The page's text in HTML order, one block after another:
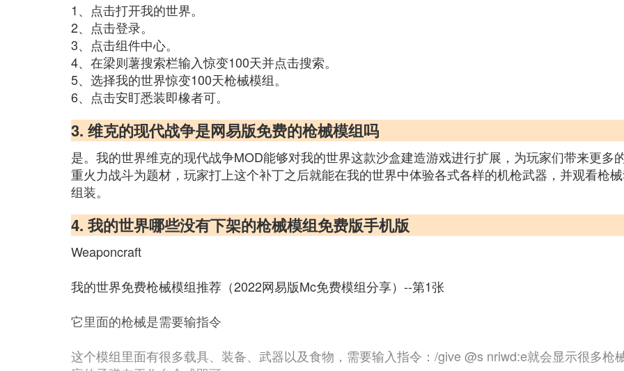
1、点击打开我的世界。
2、点击登录。
3、点击组件中心。
4、在梁则薯搜索栏输入惊变100天并点击搜索。
5、选择我的世界惊变100天枪械模组。
6、点击安盯悉装即橡者可。
3. 维克的现代战争是网易版免费的枪械模组吗
是。我的世界维克的现代战争MOD能够对我的世界这款沙盒建造游戏进行扩展，为玩家们带来更多
重火力战斗为题材，玩家打上这个补丁之后就能在我的世界中体验各式各样的机枪武器，并观看枪
组装。
4. 我的世界哪些没有下架的枪械模组免费版手机版
Weaponcraft
我的世界免费枪械模组推荐（2022网易版Mc免费模组分享）--第1张
它里面的枪械是需要输指令
这个模组里面有很多载具、装备、武器以及食物，需要输入指令：/give @s nriwd:e就会显示很多枪